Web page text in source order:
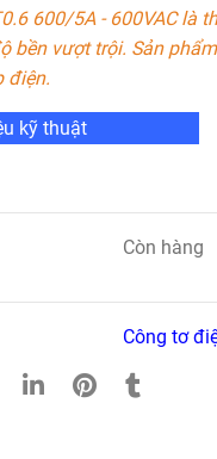
600/5A - 600VAC là
bền vượt trội. Sản
điện.
kỹ thuật
Còn hàng
Công tơ